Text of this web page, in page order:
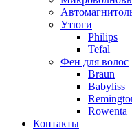
Утюги
Philips
Tefal
Фен для волос
Braun
Babyliss
Rowenta
Контакты